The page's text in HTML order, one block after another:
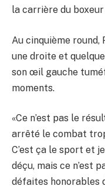
la carrière du
Au cinquième round,
une droite et
son œil gauche
moments.
«Ce n’est pas le
arrêté le combat
C’est ça le sport et
déçu, mais ce n’est
défaites honorables